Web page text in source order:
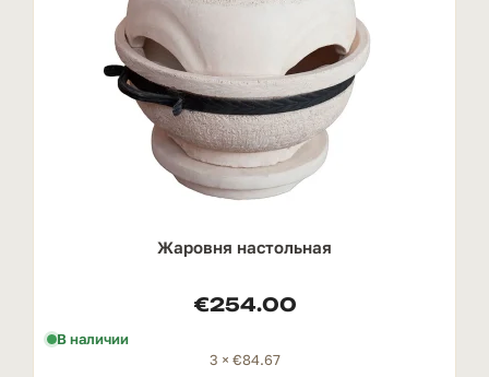
Жаровня настольная
€254.00
В наличии
3 × €84.67